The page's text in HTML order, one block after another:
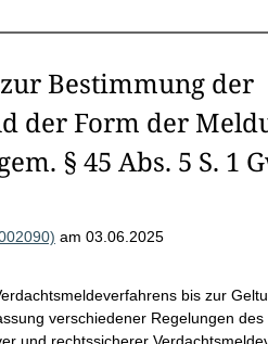
Bestimmung der
der Form der
§ 45 Abs. 5 S. 1
am 03.06.2025
bis zur
verschiedener Regelungen des